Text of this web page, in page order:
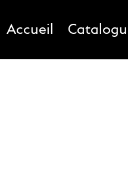
Accueil